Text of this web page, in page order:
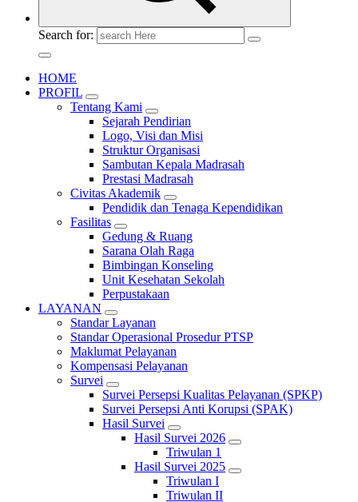
Search for:
HOME
PROFIL
Tentang Kami
Sejarah Pendirian
Logo, Visi dan Misi
Struktur Organisasi
Sambutan Kepala Madrasah
Prestasi Madrasah
Civitas Akademik
Pendidik dan Tenaga Kependidikan
Fasilitas
Gedung & Ruang
Sarana Olah Raga
Bimbingan Konseling
Unit Kesehatan Sekolah
Perpustakaan
LAYANAN
Standar Layanan
Standar Operasional Prosedur PTSP
Maklumat Pelayanan
Kompensasi Pelayanan
Survei
Survei Persepsi Kualitas Pelayanan (SPKP)
Survei Persepsi Anti Korupsi (SPAK)
Hasil Survei
Hasil Survei 2026
Triwulan 1
Hasil Survei 2025
Triwulan I
Triwulan II